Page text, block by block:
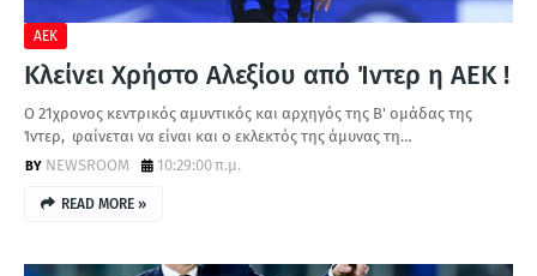
ΑΕΚ
Κλείνει Χρήστο Αλεξίου από Ίντερ η ΑΕΚ !
Ο 21χρονος κεντρικός αμυντικός και αρχηγός της Β' ομάδας της
Ίντερ, φαίνεται να είναι και ο εκλεκτός της άμυνας τη…
NEWSROOM
10:29:00 π.μ.
READ MORE »